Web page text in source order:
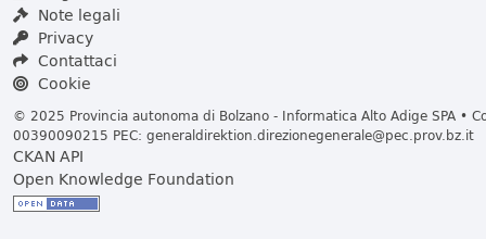
Note legali
Privacy
Contattaci
Cookie
© 2025 Provincia autonoma di Bolzano - Informatica Alto Adige SPA •
00390090215 PEC: generaldirektion.direzionegenerale@pec.prov.bz.it
CKAN API
Open Knowledge Foundation